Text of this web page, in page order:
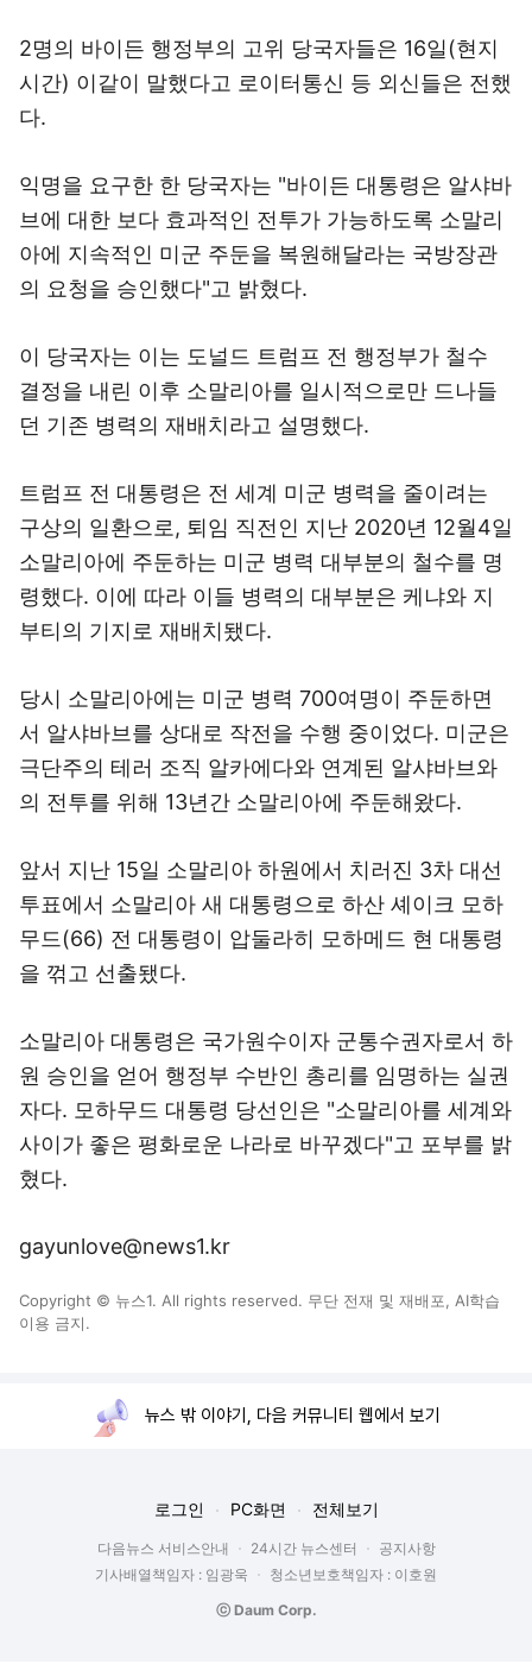
2명의 바이든 행정부의 고위 당국자들은 16일(현지
시간) 이같이 말했다고 로이터통신 등 외신들은 전했
다.
익명을 요구한 한 당국자는 "바이든 대통령은 알샤바
브에 대한 보다 효과적인 전투가 가능하도록 소말리
아에 지속적인 미군 주둔을 복원해달라는 국방장관
의 요청을 승인했다"고 밝혔다.
이 당국자는 이는 도널드 트럼프 전 행정부가 철수
결정을 내린 이후 소말리아를 일시적으로만 드나들
던 기존 병력의 재배치라고 설명했다.
트럼프 전 대통령은 전 세계 미군 병력을 줄이려는
구상의 일환으로, 퇴임 직전인 지난 2020년 12월4일
소말리아에 주둔하는 미군 병력 대부분의 철수를 명
령했다. 이에 따라 이들 병력의 대부분은 케냐와 지
부티의 기지로 재배치됐다.
당시 소말리아에는 미군 병력 700여명이 주둔하면
서 알샤바브를 상대로 작전을 수행 중이었다. 미군은
극단주의 테러 조직 알카에다와 연계된 알샤바브와
의 전투를 위해 13년간 소말리아에 주둔해왔다.
앞서 지난 15일 소말리아 하원에서 치러진 3차 대선
투표에서 소말리아 새 대통령으로 하산 셰이크 모하
무드(66) 전 대통령이 압둘라히 모하메드 현 대통령
을 꺾고 선출됐다.
소말리아 대통령은 국가원수이자 군통수권자로서 하
원 승인을 얻어 행정부 수반인 총리를 임명하는 실권
자다. 모하무드 대통령 당선인은 "소말리아를 세계와
사이가 좋은 평화로운 나라로 바꾸겠다"고 포부를 밝
혔다.
gayunlove@news1.kr
Copyright © 뉴스1. All rights reserved. 무단 전재 및 재배포, AI학습
이용 금지.
뉴스 밖 이야기, 다음 커뮤니티 웹에서 보기
로그인 PC화면 전체보기
다음뉴스 서비스안내 24시간 뉴스센터
공지사항
기사배열책임자 : 임광욱
청소년보호책임자 : 이호원
ⓒ Daum Corp.